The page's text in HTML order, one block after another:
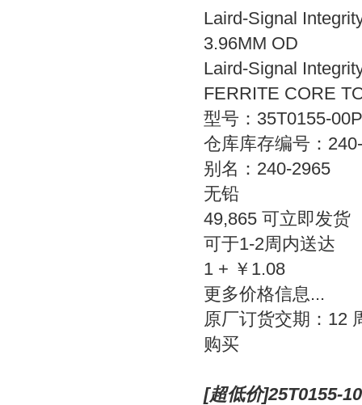
Laird-Signal
3.96MM OD
Laird-Signal
FERRITE CORE
型号：35T0155-00P
仓库库存编号：
别名：240-2965
无铅
49,865 可立即发货
可于1-2周内送达
1 + ￥1.08
更多价格信息...
原厂订货交期：12
购买
[超低价]25T0155-